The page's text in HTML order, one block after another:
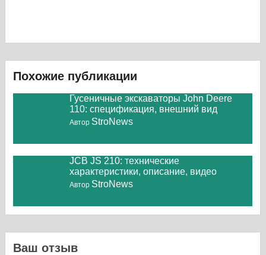
Похожие публикации
Гусеничные экскаваторы John Deere
110: спецификация, внешний вид
Автор StroNews
JCB JS 210: технические
характеристики, описание, видео
Автор StroNews
Ваш отзыв